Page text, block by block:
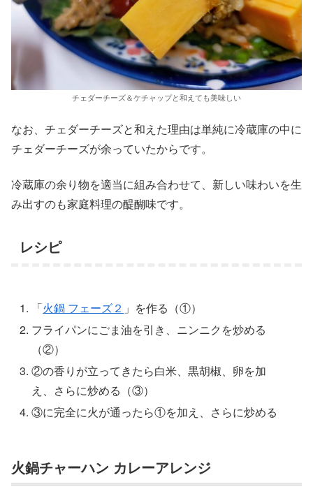
チェダーチーズ＆ケチャップと和えても美味しい
なお、チェダーチーズと和えた理由は単純に冷蔵庫の中に
チェダーチーズが余っていたからです。
冷蔵庫の余り物を適当に組み合わせて、新しい味わいを生
み出すのも家庭料理の醍醐味です。
レシピ
「火鍋 フェーズ２ 」を作る（①）
フライパンにごま油を引き、ニンニクを炒める
（②）
②の香りが立ってきたら白米、黒胡椒、卵を加
え、さらに炒める（③）
③に完全に火が通ったら①を加え、さらに炒める
火鍋チャーハン カレーアレンジ